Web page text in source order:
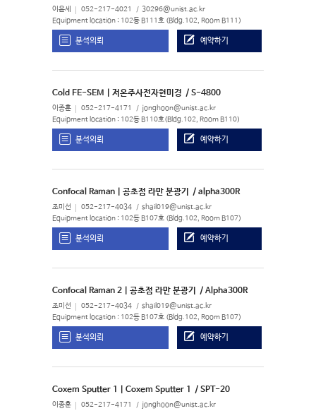
이윤세 052-217-4021 30296@unist.ac.kr
Equipment location : 102동 B111호 (Bldg.102, Room B111)
분석의뢰 예약하기
Cold FE-SEM | 저온주사전자현미경 / S-4800
이종훈 052-217-4171 jonghoon@unist.ac.kr
Equipment location : 102동 B110호(Bldg.102, Room B110)
분석의뢰 예약하기
Confocal Raman | 공초점 라만 분광기 / alpha300R
조미선 052-217-4034 shail019@unist.ac.kr
Equipment location : 102동 B107호 (Bldg.102, Room B107)
분석의뢰 예약하기
Confocal Raman 2 | 공초점 라만 분광기 / Alpha300R
조미선 052-217-4034 shail019@unist.ac.kr
Equipment location : 102동 B107호 (Bldg.102, Room B107)
분석의뢰 예약하기
Coxem Sputter 1 | Coxem Sputter 1 / SPT-20
이종훈 052-217-4171 jonghoon@unist.ac.kr